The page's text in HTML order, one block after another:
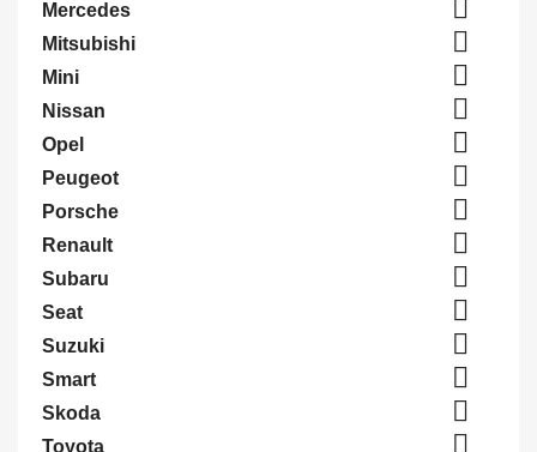
Mercedes 
Mitsubishi 
Mini 
Nissan 
Opel 
Peugeot 
Porsche 
Renault 
Subaru 
Seat 
Suzuki 
Smart 
Skoda 
Toyota 